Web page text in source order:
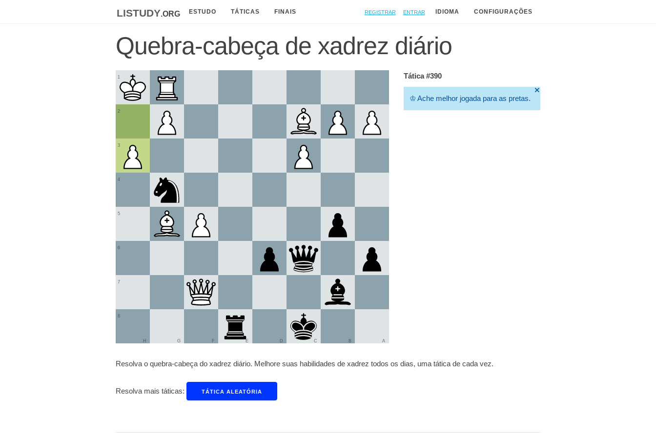
listudy.org ESTUDO TÁTICAS FINAIS Registrar Entrar IDIOMA CONFIGURAÇÕES
Quebra-cabeça de xadrez diário
1
2
3
4
5
6
7
8
A
B
C
D
E
F
G
H
Tática #390
🞫
♔ Ache melhor jogada para as pretas.
Resolva o quebra-cabeça do xadrez diário. Melhore suas habilidades de xadrez todos os dias, uma tática de cada vez.
Resolva mais táticas: TÁTICA ALEATÓRIA